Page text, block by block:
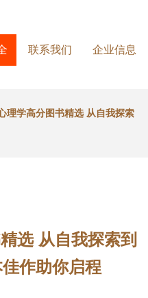
联系我们 企业信息
理学高分图书精选 从自我探索
选 从自我探索到
作助你启程